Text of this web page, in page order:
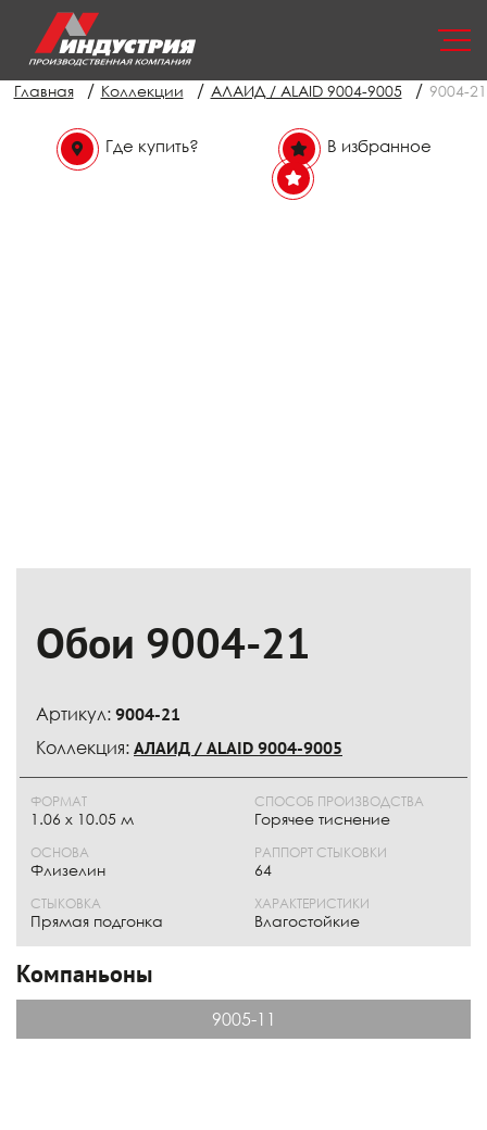
Главная / Коллекции / АЛАИД / ALAID 9004-9005 / 9004-21
Где купить? В избранное
Обои 9004-21
Артикул: 9004-21
Коллекция: АЛАИД / ALAID 9004-9005
ФОРМАТ
1.06 x 10.05 м
ОСНОВА
Флизелин
СПОСОБ ПРОИЗВОДСТВА
Горячее тиснение
РАППОРТ СТЫКОВКИ
64
СТЫКОВКА
Прямая подгонка
ХАРАКТЕРИСТИКИ
Влагостойкие
Компаньоны
9005-11